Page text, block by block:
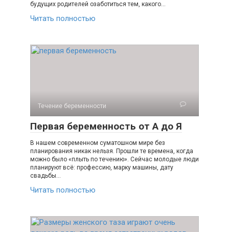
будущих родителей озаботиться тем, какого…
Читать полностью
Течение беременности
Первая беременность от А до Я
В нашем современном суматошном мире без
планирования никак нельзя. Прошли те времена, когда
можно было «плыть по течению». Сейчас молодые люди
планируют всё: профессию, марку машины, дату
свадьбы…
Читать полностью